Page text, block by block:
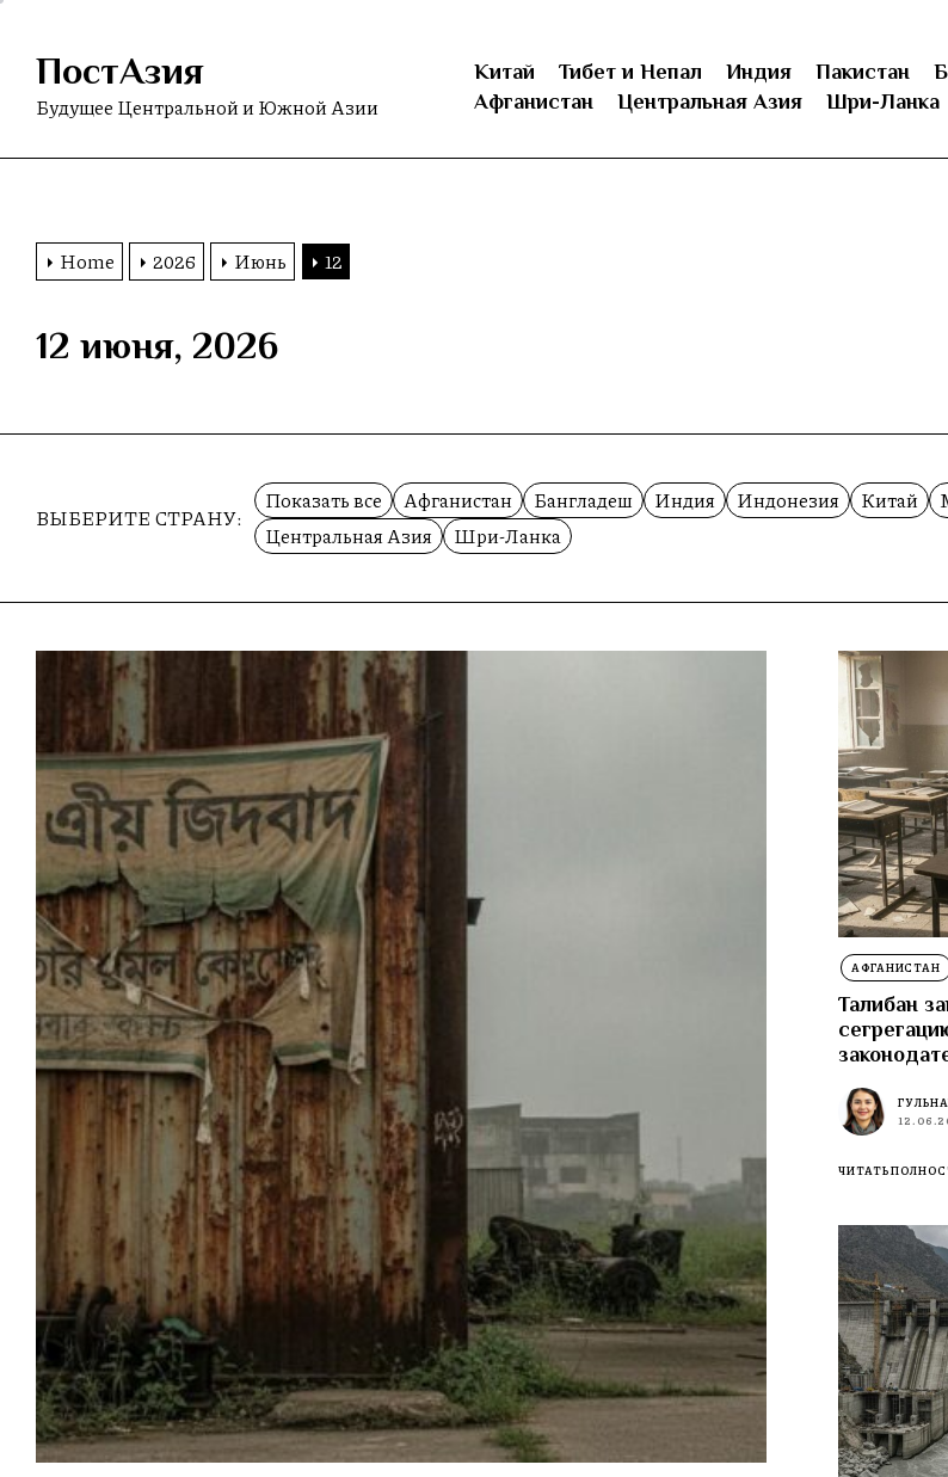
Skip
content
ПостАзия
Будущее Центральной и Южной Азии
Китай Тибет и Непал Индия Пакистан
Афганистан
Центральная Азия Шри-Ланка
Home 2026 Июнь 12
12 июня, 2026
ВЫБЕРИТЕ СТРАНУ:
Показать все Афганистан Бангладеш Индия Индонезия Китай
Центральная Азия
Шри-Ланка
АФГАНИСТАН
Талибан
ЧИТАТЬ